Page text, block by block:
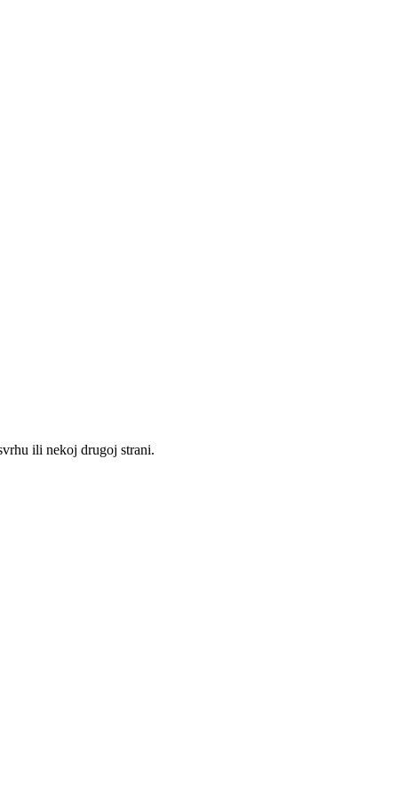
ili nekoj drugoj strani.